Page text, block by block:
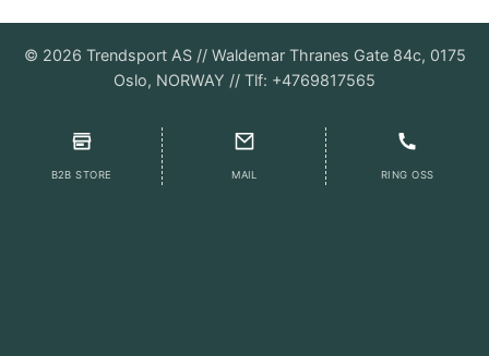
© 2026 Trendsport AS // Waldemar Thranes Gate 84c, 0175
Oslo, NORWAY // Tlf: +4769817565
B2B STORE MAIL RING OSS